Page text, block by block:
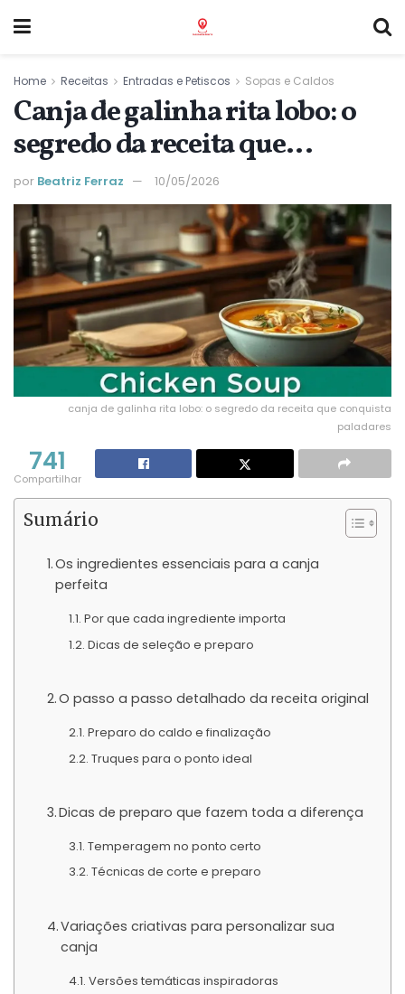
Home Receitas Entradas e Petiscos Sopas e Caldos
Canja de galinha rita lobo: o
segredo da receita que
conquista paladares
por Beatriz Ferraz 10/05/2026
canja de galinha rita lobo: o segredo da receita que conquista
paladares
741
Compartilhar
Sumário
Os ingredientes essenciais para a canja
perfeita
Por que cada ingrediente importa
Dicas de seleção e preparo
O passo a passo detalhado da receita original
Preparo do caldo e finalização
Truques para o ponto ideal
Dicas de preparo que fazem toda a diferença
Temperagem no ponto certo
Técnicas de corte e preparo
Variações criativas para personalizar sua
canja
Versões temáticas inspiradoras